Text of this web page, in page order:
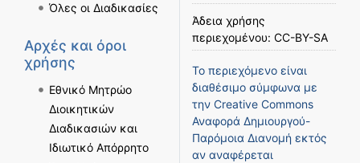
Όλες οι Διαδικασίες
Αρχές και όροι
χρήσης
Εθνικό Μητρώο
Διοικητικών
Διαδικασιών και
Ιδιωτικό Απόρρητο
Άδεια χρήσης
περιεχομένου: CC-BY-SA
Το περιεχόμενο είναι
διαθέσιμο σύμφωνα με
την Creative Commons
Αναφορά Δημιουργού-
Παρόμοια Διανομή εκτός
αν αναφέρεται